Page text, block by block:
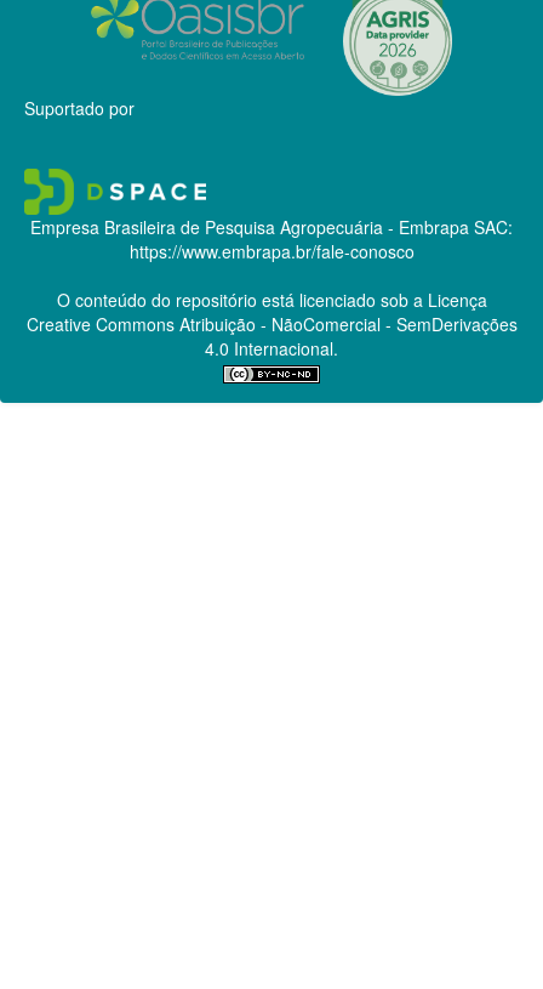
Suportado por
Empresa Brasileira de Pesquisa Agropecuária - Embrapa SAC:
https://www.embrapa.br/fale-conosco
O conteúdo do repositório está licenciado sob a Licença
Creative CommonsAtribuição - NãoComercial - SemDerivações
4.0 Internacional.